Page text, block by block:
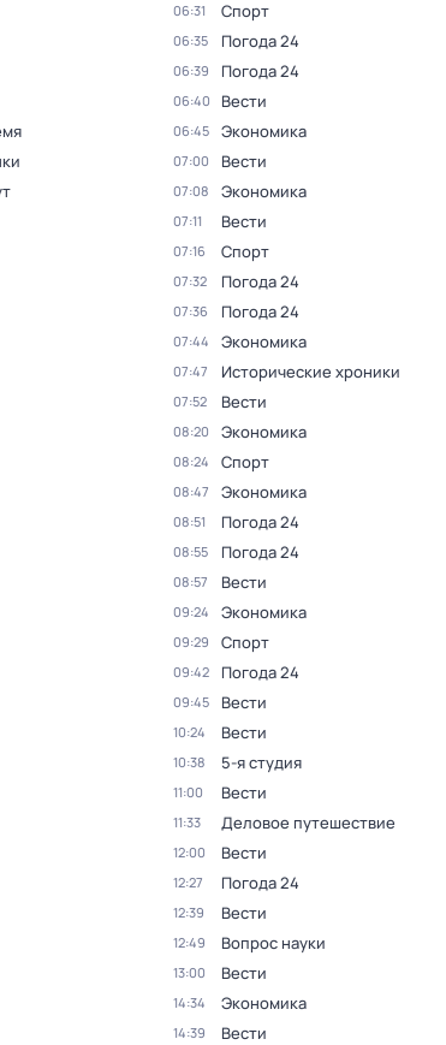
06:31 Спорт
06:35 Погода 24
06:39 Погода 24
06:40 Вести
06:45 Экономика
07:00 Вести
07:08 Экономика
07:11 Вести
07:16 Спорт
07:32 Погода 24
07:36 Погода 24
07:44 Экономика
07:47 Исторические хроники
07:52 Вести
08:20 Экономика
08:24 Спорт
08:47 Экономика
08:51 Погода 24
08:55 Погода 24
08:57 Вести
09:24 Экономика
09:29 Спорт
09:42 Погода 24
09:45 Вести
10:24 Вести
10:38 5-я студия
11:00 Вести
11:33 Деловое путешествие
12:00 Вести
12:27 Погода 24
12:39 Вести
12:49 Вопрос науки
13:00 Вести
14:34 Экономика
14:39 Вести